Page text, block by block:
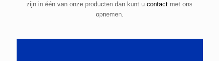
zijn in één van onze producten dan kunt u contact met ons
opnemen.